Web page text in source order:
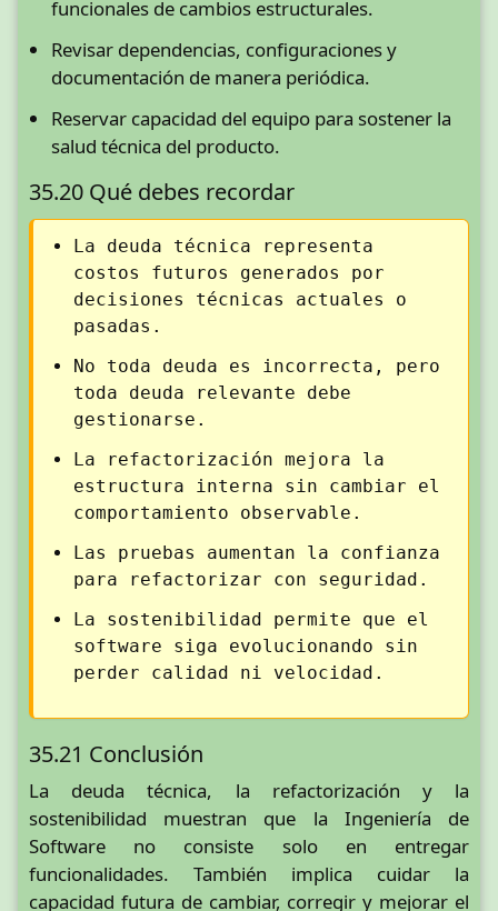
funcionales de cambios estructurales.
Revisar dependencias, configuraciones y
documentación de manera periódica.
Reservar capacidad del equipo para sostener la
salud técnica del producto.
35.20 Qué debes recordar
La deuda técnica representa
costos futuros generados por
decisiones técnicas actuales o
pasadas.
No toda deuda es incorrecta, pero
toda deuda relevante debe
gestionarse.
La refactorización mejora la
estructura interna sin cambiar el
comportamiento observable.
Las pruebas aumentan la confianza
para refactorizar con seguridad.
La sostenibilidad permite que el
software siga evolucionando sin
perder calidad ni velocidad.
35.21 Conclusión
La deuda técnica, la refactorización y la
sostenibilidad muestran que la Ingeniería de
Software no consiste solo en entregar
funcionalidades. También implica cuidar la
capacidad futura de cambiar, corregir y mejorar el